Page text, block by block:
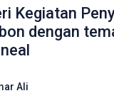
Kegiatan
dengan
Ali